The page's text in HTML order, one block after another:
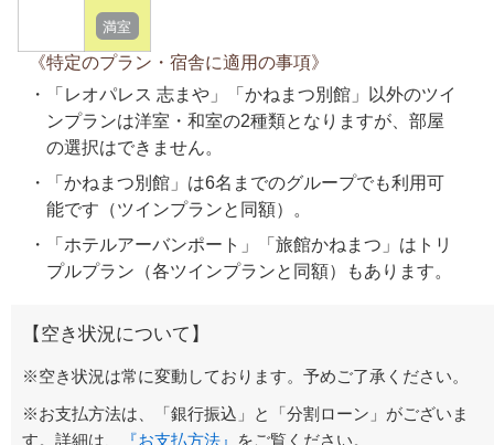
満室
《特定のプラン・宿舎に適用の事項》
「レオパレス 志まや」「かねまつ別館」以外のツイ
ンプランは洋室・和室の2種類となりますが、部屋
の選択はできません。
「かねまつ別館」は6名までのグループでも利用可
能です（ツインプランと同額）。
「ホテルアーバンポート」「旅館かねまつ」はトリ
プルプラン（各ツインプランと同額）もあります。
【空き状況について】
※空き状況は常に変動しております。予めご了承ください。
※お支払方法は、「銀行振込」と「分割ローン」がございま
す。詳細は、
『お支払方法』 をご覧ください。